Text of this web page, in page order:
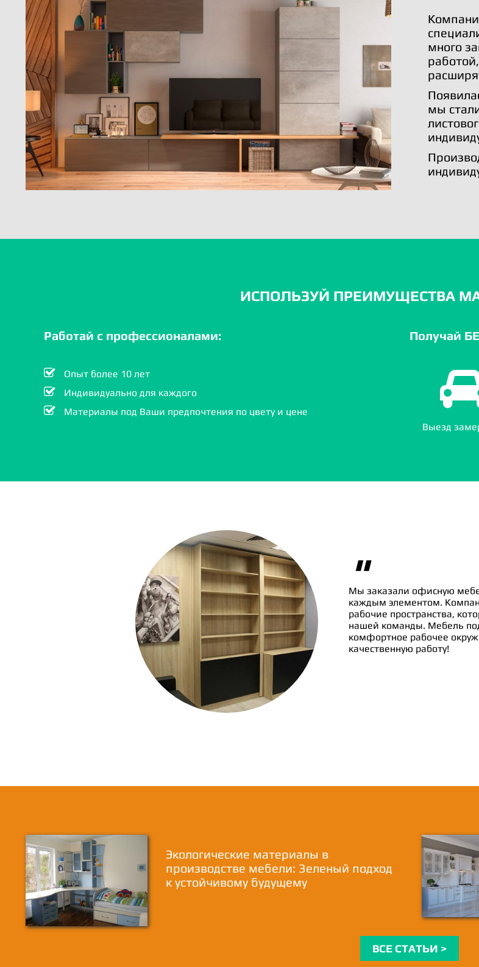
много
мы
ИСПОЛЬЗУЙ ПРЕИМУЩЕСТВА
Работай с профессионалами:
Опыт более 10 лет
Индивидуально для каждого
Материалы под Ваши предпочтения по цвету и цене
Получай
Выезд
"
Мы заказали офисную
каждым элементом.
рабочие пространства,
нашей команды. Мебель
комфортное рабочее
качественную работу!
Экологические материалы в
производстве мебели: Зеленый подход
к устойчивому будущему
ВСЕ СТАТЬИ >